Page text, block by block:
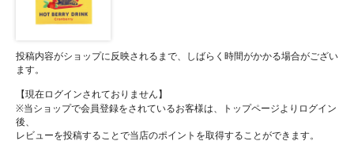
投稿内容がショップに反映されるまで、しばらく時間がかかる場合がござい
ます。
【現在ログインされておりません】
※当ショップで会員登録をされているお客様は、トップページよりログイン
後、
レビューを投稿することで当店のポイントを取得することができます。